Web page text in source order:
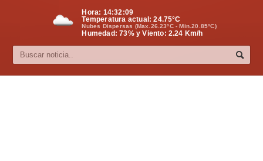
Cultura
Hora: 14:32:10
Temperatura actual:24.75°C
Nubes Dispersas (Max.26.23ºC - Min.20.85ºC)
Humedad: 73% y Viento: 2.24 Km/h